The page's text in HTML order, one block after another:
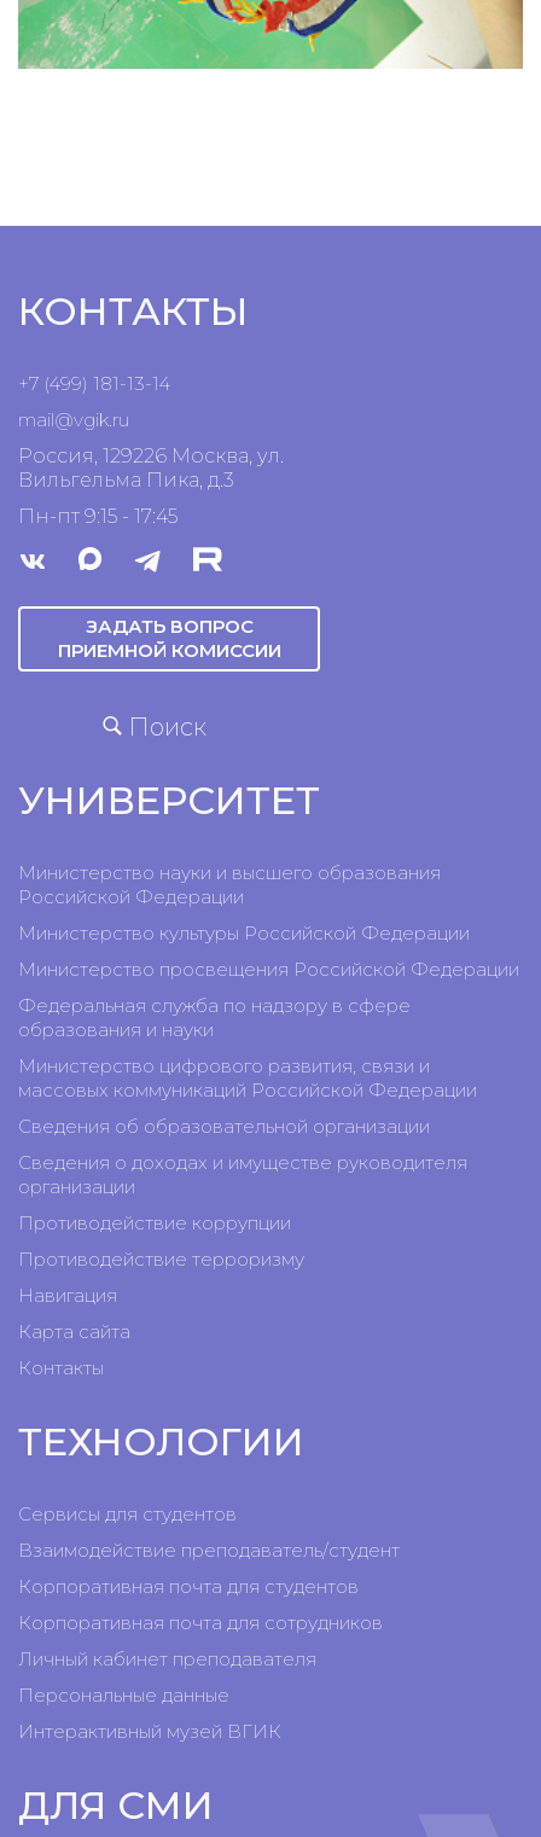
КОНТАКТЫ
+7 (499) 181-13-14
mail@vgik. ru
Россия, 129226 Москва, ул.
Вильгельма Пика, д.3
Пн-пт 9:15 - 17:45
ЗАДАТЬ ВОПРОС
ПРИЕМНОЙ КОМИССИИ
Поиск
УНИВЕРСИТЕТ
Министерство науки и высшего образования
Российской Федерации
Министерство культуры Российской Федерации
Министерство просвещения Российской Федерации
Федеральная служба по надзору в сфере
образования и науки
Министерство цифрового развития, связи и
массовых коммуникаций Российской Федерации
Сведения об образовательной организации
Сведения о доходах и имуществе руководителя
организации
Противодействие коррупции
Противодействие терроризму
Навигация
Карта сайта
Контакты
ТЕХНОЛОГИИ
Сервисы для студентов
Взаимодействие преподаватель/студент
Корпоративная почта для студентов
Корпоративная почта для сотрудников
Личный кабинет преподавателя
Персональные данные
Интерактивный музей ВГИК
ДЛЯ СМИ